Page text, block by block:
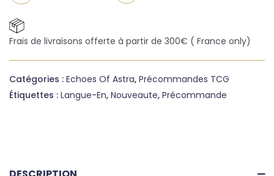
Frais de livraisons offerte à partir de 300€ ( France only)
Catégories : Echoes Of Astra, Précommandes TCG
Étiquettes : Langue-En, Nouveaute, Précommande